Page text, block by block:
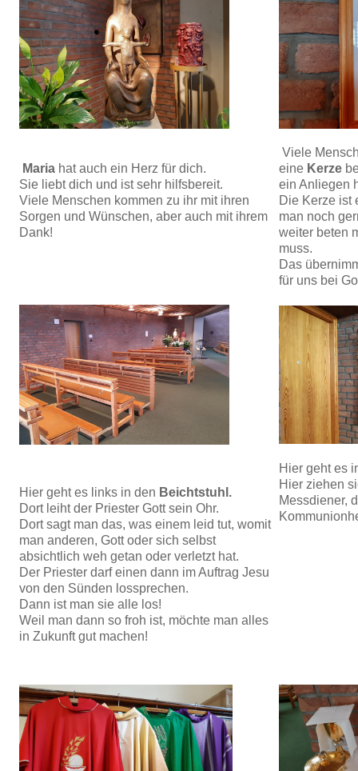
Maria hat auch ein Herz für dich.
Sie liebt dich und ist sehr hilfsbereit.
Viele Menschen kommen zu ihr mit ihren
Sorgen und Wünschen, aber auch mit ihrem
Dank!
Viele
eine Kerze
ein Anliegen
Die Kerze ist
man noch
weiter beten
muss.
Das
für uns bei
Hier geht es links in den Beichtstuhl.
Dort leiht der Priester Gott sein Ohr.
Dort sagt man das, was einem leid tut, womit
man anderen, Gott oder sich selbst
absichtlich weh getan oder verletzt hat.
Der Priester darf einen dann im Auftrag Jesu
von den Sünden lossprechen.
Dann ist man sie alle los!
Weil man dann so froh ist, möchte man alles
in Zukunft gut machen!
Hier geht es
Hier ziehen
Messdiener,